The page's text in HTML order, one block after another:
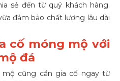
sẻ đến từ quý khách hàng.
đảm bảo chất lượng lâu dài
cố móng mộ với
đá
mộ cũng cần gia cố ngay từ